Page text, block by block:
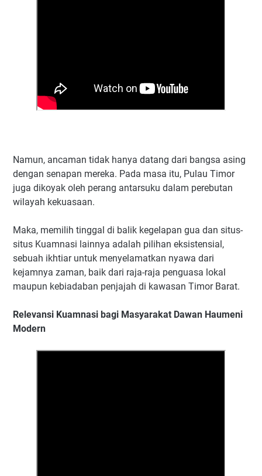
Namun, ancaman tidak hanya datang dari bangsa asing
dengan senapan mereka. Pada masa itu, Pulau Timor
juga dikoyak oleh perang antarsuku dalam perebutan
wilayah kekuasaan.
Maka, memilih tinggal di balik kegelapan gua dan situs-
situs Kuamnasi lainnya adalah pilihan eksistensial,
sebuah ikhtiar untuk menyelamatkan nyawa dari
kejamnya zaman, baik dari raja-raja penguasa lokal
maupun kebiadaban penjajah di kawasan Timor Barat.
Relevansi Kuamnasi bagi Masyarakat Dawan Haumeni
Modern